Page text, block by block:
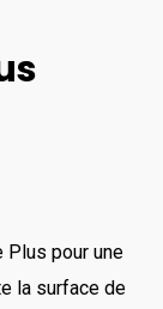
Plus pour une
la surface de